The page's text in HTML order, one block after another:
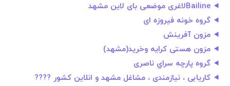
Bailineلاغری موضعی بای لاین مشهد
گروه خونه فیروزه ای
مزون آفرینش
مزون هستی کرایه وخرید(مشهد)
گروه پارچه سراي ناصری
کاریابی ، نیازمندی ، مشاغل مشهد و انلاین کشور ????